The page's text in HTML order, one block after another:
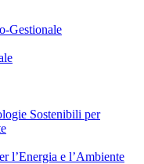
Gestionale
Sostenibili per
l’Energia e l’Ambiente